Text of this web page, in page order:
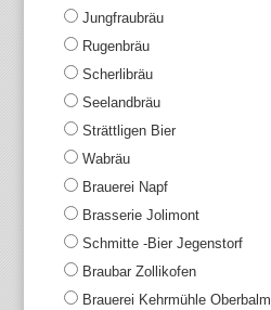
Jungfraubräu
Rugenbräu
Scherlibräu
Seelandbräu
Strättligen Bier
Wabräu
Brauerei Napf
Brasserie Jolimont
Schmitte -Bier Jegenstorf
Braubar Zollikofen
Brauerei Kehrmühle Oberbalm